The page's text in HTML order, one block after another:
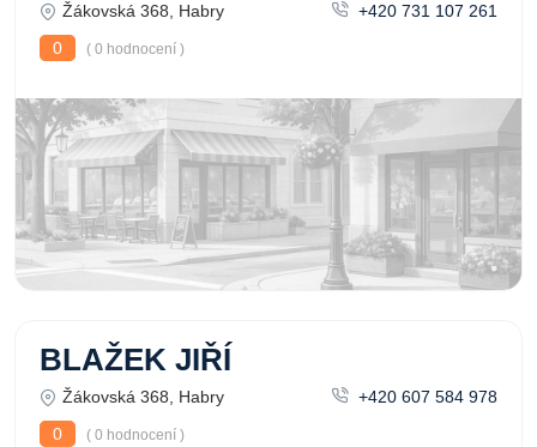
Žákovská 368, Habry
+420 731 107 261
0
( 0 hodnocení )
BLAŽEK JIŘÍ
Žákovská 368, Habry
+420 607 584 978
0
( 0 hodnocení )